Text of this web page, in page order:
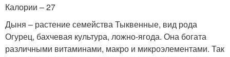
Калории – 27
Дыня – растение семейства Тыквенные, вид рода
Огурец, бахчевая культура, ложно-ягода. Она богата
различными витаминами, макро и микроэлементами. Так